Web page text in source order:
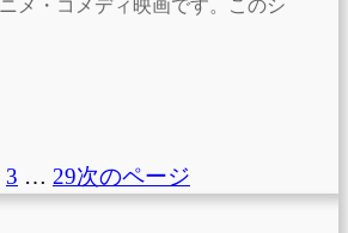
メ・コメディ映画です。このシ
3 … 29次のページ